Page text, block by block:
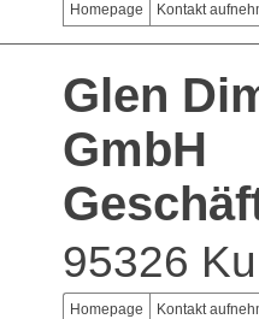
Homepage Kontakt
Glen
GmbH
95326
Homepage Kontakt